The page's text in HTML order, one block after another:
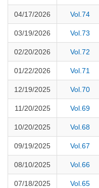
04/17/2026 Vol.74
03/19/2026 Vol.73
02/20/2026 Vol.72
01/22/2026 Vol.71
12/19/2025 Vol.70
11/20/2025 Vol.69
10/20/2025 Vol.68
09/19/2025 Vol.67
08/10/2025 Vol.66
07/18/2025 Vol.65